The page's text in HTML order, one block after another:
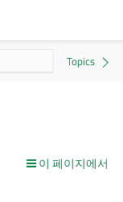
이 페이지에서